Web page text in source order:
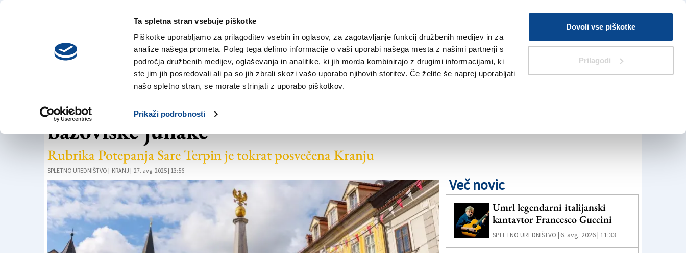
Ta spletna stran vsebuje piškotke
Piškotke uporabljamo za prilagoditev vsebin in oglasov, za zagotavljanje funkcij družbenih medijev in za
analize našega prometa. Poleg tega delimo informacije o vaši uporabi našega mesta z našimi partnerji s
področja družbenih medijev, oglaševanja in analitike, ki jih morda kombinirajo z drugimi informacijami, ki
ste jim jih posredovali ali pa so jih zbrali skozi vašo uporabo njihovih storitev. Če želite še naprej uporabljati
našo spletno stran, se morate strinjati z uporabo piškotkov.
Prikaži podrobnosti
Dovoli vse piškotke
Prilagodi
četrtek,
6. avgusta 2026
V Kioskih
Iskanje
NOVICE TRŽAŠKA GORIŠKA KULTURA ŠPORT ŠE
Prešernovo mesto, ki neguje spomin na
bazoviške junake
Rubrika Potepanja Sare Terpin je tokrat posvečena Kranju
SPLETNO UREDNIŠTVO | KRANJ | 27. avg. 2025 | 13:56
Več novic
Umrl legendarni italijanski
kantavtor Francesco Guccini
SPLETNO UREDNIŠTVO | 6. avg. 2026 | 11:33